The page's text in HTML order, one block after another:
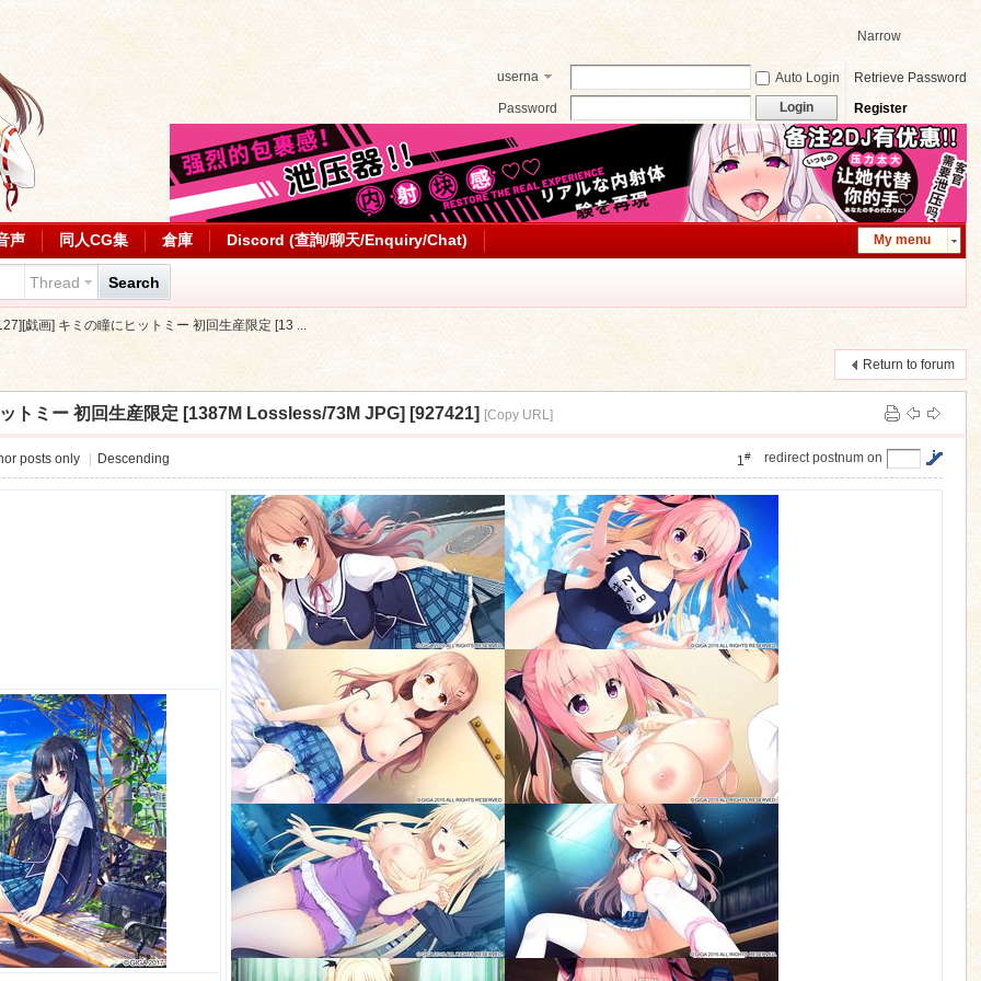
Narrow
userna
Auto Login
Retrieve Password
Password
Login Register
My menu
声 同人CG集 倉庫 Discord (查詢/聊天/Enquiry/Chat)
Thread Search
戯画] キミの瞳にヒットミー 初回生産限定 [13 ...
Return to forum
トミー 初回生産限定 [1387M Lossless/73M JPG] [927421] [Copy URL]
redirect postnum on
1#
posts only Descending